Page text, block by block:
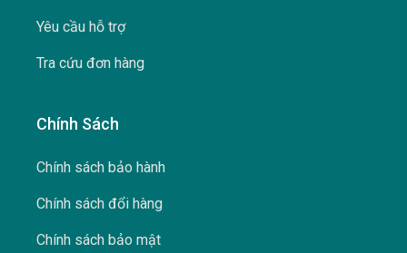
Yêu cầu hỗ trợ
Tra cứu đơn hàng
Chính Sách
Chính sách bảo hành
Chính sách đổi hàng
Chính sách bảo mật